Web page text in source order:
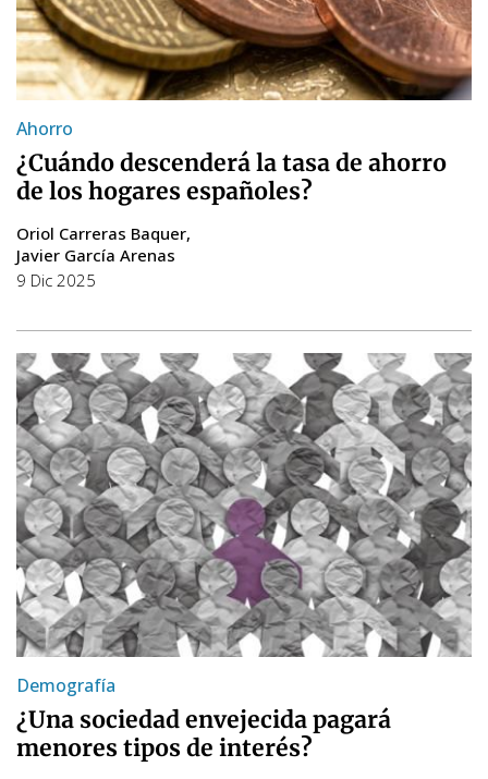
Ahorro
¿Cuándo descenderá la tasa de ahorro
de los hogares españoles?
Oriol Carreras Baquer
Javier García Arenas
9 Dic 2025
Demografía
¿Una sociedad envejecida pagará
menores tipos de interés?